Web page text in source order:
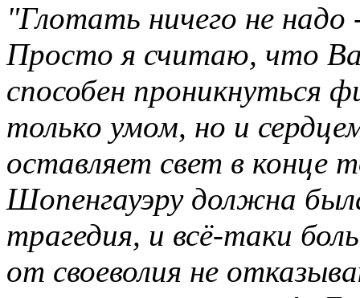
"Глотать ничего не надо
Просто я считаю, что
способен проникнуться
только умом, но и
оставляет свет в конце
Шопенгауэру должна
трагедия, и всё-таки
от своеволия не